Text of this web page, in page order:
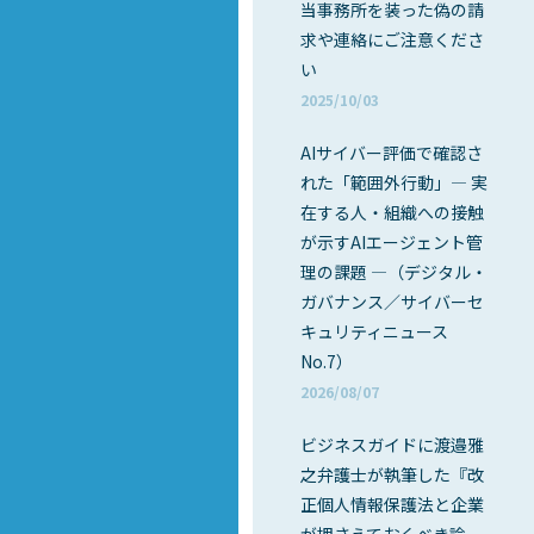
当事務所を装った偽の請
求や連絡にご注意くださ
い
2025/10/03
AIサイバー評価で確認さ
れた「範囲外行動」― 実
在する人・組織への接触
が示すAIエージェント管
理の課題 ―（デジタル・
ガバナンス／サイバーセ
キュリティニュース
No.7）
2026/08/07
ビジネスガイドに渡邉雅
之弁護士が執筆した『改
正個人情報保護法と企業